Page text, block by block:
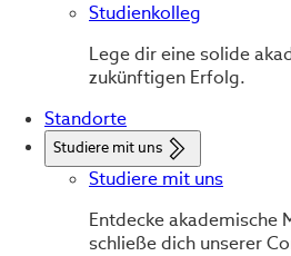
Studienkolleg
Lege dir eine solide
zukünftigen Erfolg.
Standorte
Studiere mit uns
Studiere mit uns
Entdecke akademische
schließe dich unserer